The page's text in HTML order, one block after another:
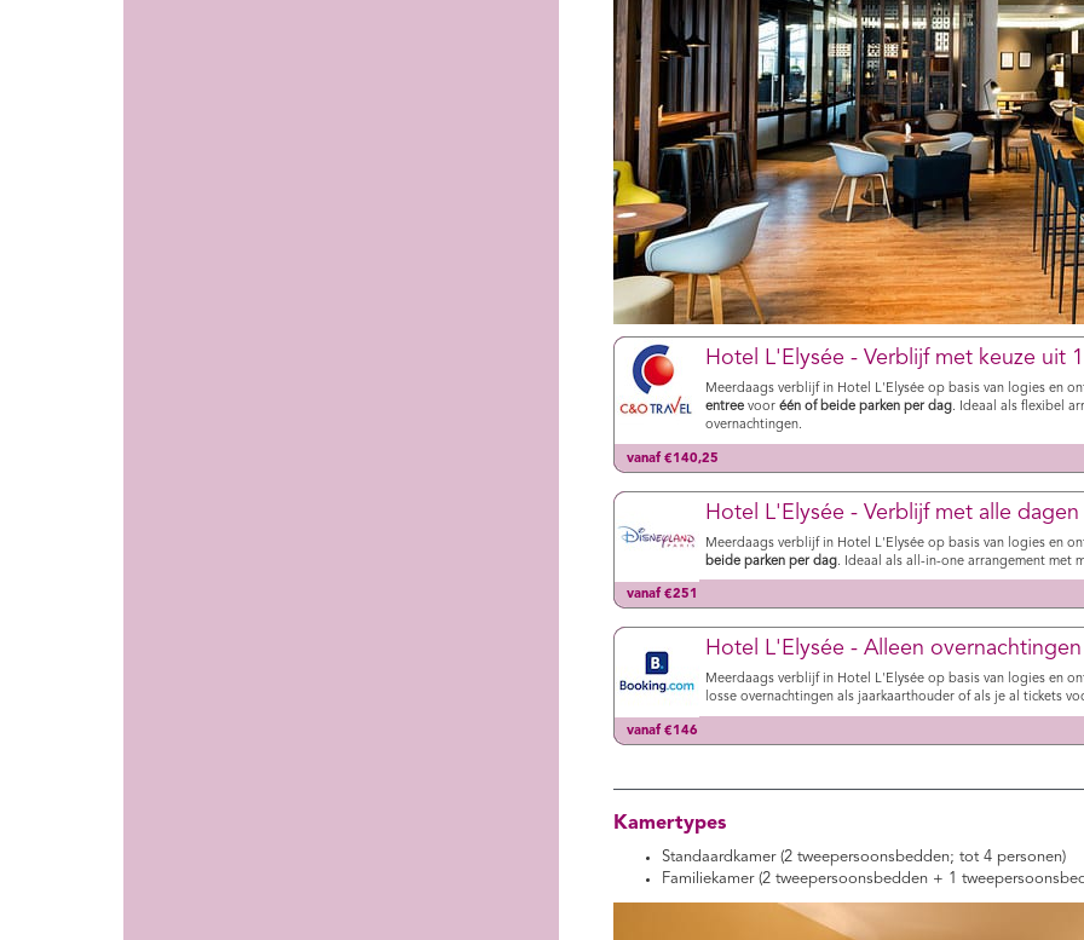
Hotel L'Elysée - Verblijf met keuze uit
Meerdaags verblijf in Hotel L'Elysée op basis van logies en
entree voor één of beide parken per dag. Ideaal als flexibel
overnachtingen.
vanaf €140,25
Hotel L'Elysée - Verblijf met alle
Meerdaags verblijf in Hotel L'Elysée op basis van logies en
beide parken per dag. Ideaal als all-in-one arrangement met
vanaf €251
Hotel L'Elysée - Alleen
Meerdaags verblijf in Hotel L'Elysée op basis van logies en
losse overnachtingen als jaarkaarthouder of als je al tickets
vanaf €146
Kamertypes
Standaardkamer (2 tweepersoonsbedden; tot 4 personen)
Familiekamer (2 tweepersoonsbedden + 1